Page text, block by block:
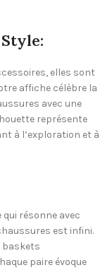
elles sont
affiche célèbre la
avec une
représente
à l’exploration et à
qui résonne avec
est infini.
baskets
paire évoque